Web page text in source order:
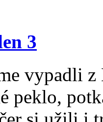
3
vypadli
peklo,